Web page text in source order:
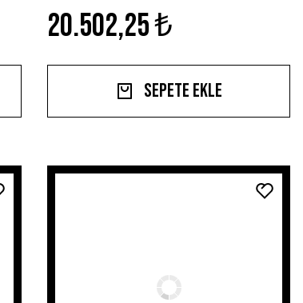
20.502,25 ₺
Sepete Ekle